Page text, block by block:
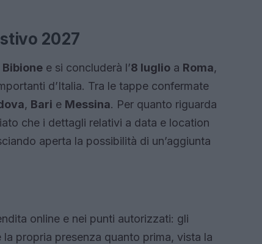
2027
Bibione e si concluderà l’8 luglio a Roma,
d’Italia. Tra le tappe confermate
, Bari e Messina. Per quanto riguarda
che i dettagli relativi a data e location
aperta la possibilità di un’aggiunta
online e nei punti autorizzati: gli
propria presenza quanto prima, vista la